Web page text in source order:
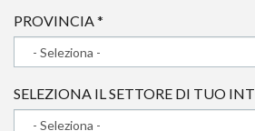
PROVINCIA*
SELEZIONA IL SETTORE DI TUO